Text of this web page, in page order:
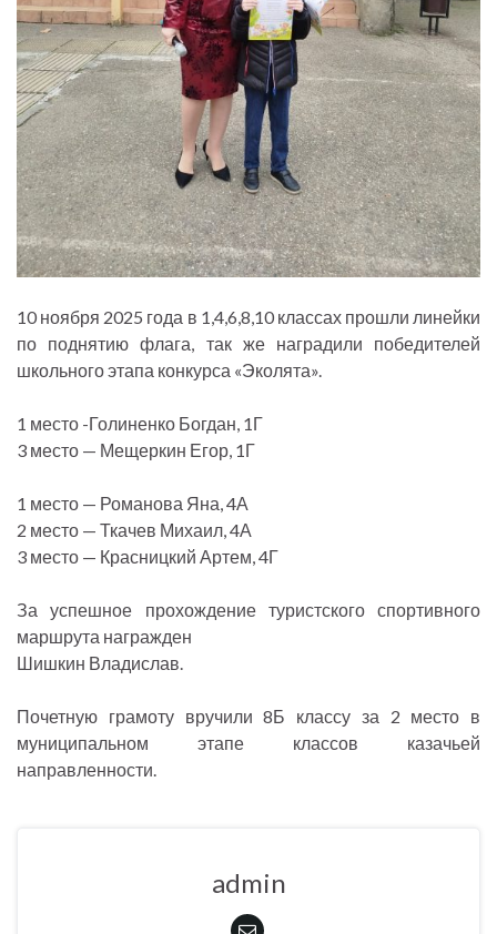
10 ноября 2025 года в 1,4,6,8,10 классах прошли линейки
по поднятию флага, так же наградили победителей
школьного этапа конкурса «Эколята».
1 место -Голиненко Богдан, 1Г
3 место — Мещеркин Егор, 1Г
1 место — Романова Яна, 4А
2 место — Ткачев Михаил, 4А
3 место — Красницкий Артем, 4Г
За успешное прохождение туристского спортивного
маршрута награжден
Шишкин Владислав.
Почетную грамоту вручили 8Б классу за 2 место в
муниципальном этапе классов казачьей
направленности.
admin